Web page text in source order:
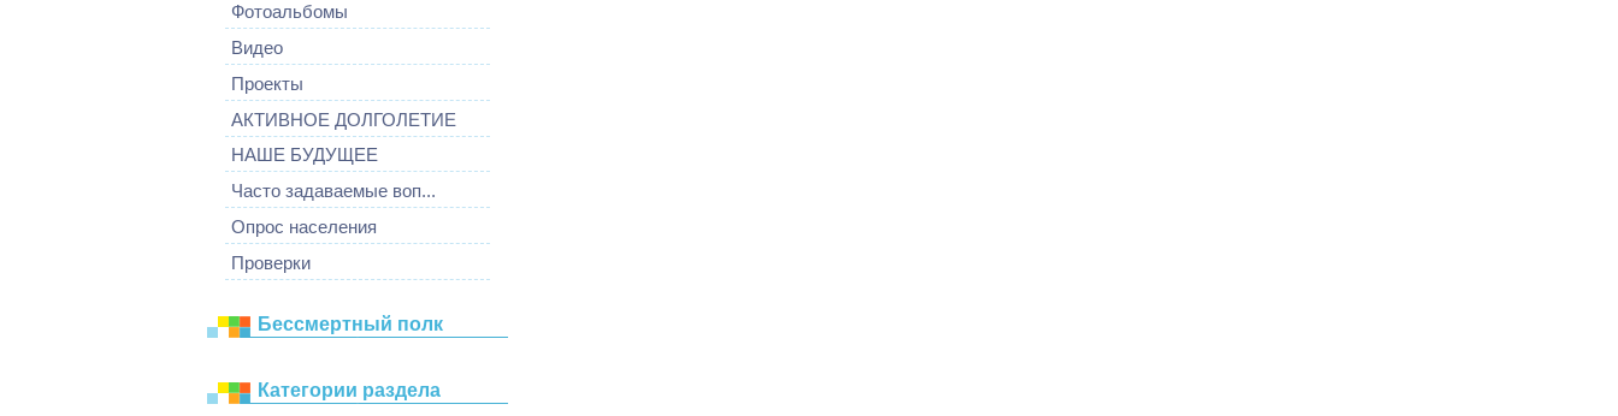
Фотоальбомы
Видео
Проекты
АКТИВНОЕ ДОЛГОЛЕТИЕ
НАШЕ БУДУЩЕЕ
Часто задаваемые воп...
Опрос населения
Проверки
Бессмертный полк
Категории раздела